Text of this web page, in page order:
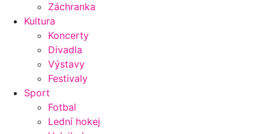
Záchranka
Kultura
Koncerty
Divadla
Výstavy
Festivaly
Sport
Fotbal
Lední hokej